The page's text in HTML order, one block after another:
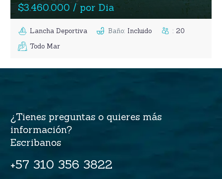
$3.460.000 / por Dia
Lancha Deportiva Baño: Incluido : 20
Todo Mar
¿Tienes preguntas o quieres más
información?
Escribanos
+57 310 356 3822